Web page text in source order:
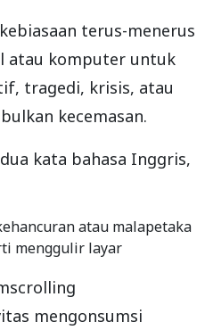
terus-menerus
atau komputer untuk
tragedi, krisis, atau
kecemasan.
kata bahasa Inggris,
atau malapetaka
menggulir layar
mengonsumsi